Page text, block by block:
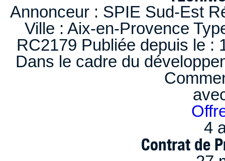
Annonceur : SPIE Sud-Est
Ville : Aix-en-Provence
RC2179 Publiée depuis le :
Dans le cadre du
4
Contrat de